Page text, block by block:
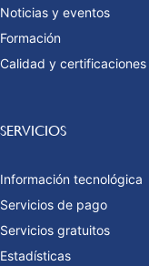
Noticias y eventos
Formación
Calidad y certificaciones
SERVICIOS
Información tecnológica
Servicios de pago
Servicios gratuitos
Estadísticas